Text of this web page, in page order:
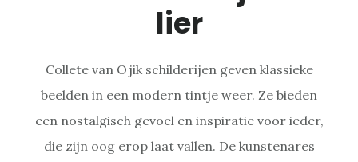
lier
Collete van Ojik schilderijen geven klassieke
beelden in een modern tintje weer. Ze bieden
een nostalgisch gevoel en inspiratie voor ieder,
die zijn oog erop laat vallen. De kunstenares